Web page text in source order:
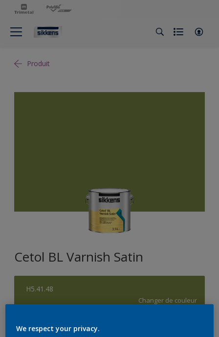
Produit
Cetol BL Varnish Satin
H5.41.48
Changer de couleur
Format
We respect your privacy.